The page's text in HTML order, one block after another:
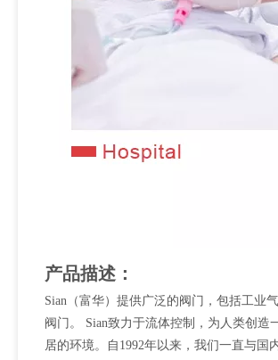
产品描述：
Sian（富华）提供广泛的阀门，包括工业
阀门。 Sian致力于流体控制，为人类创造
居的环境。自1992年以来，我们一直与国